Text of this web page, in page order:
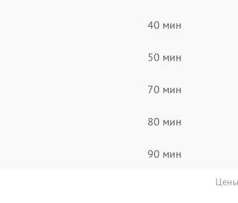
40 мин
50 мин
70 мин
80 мин
90 мин